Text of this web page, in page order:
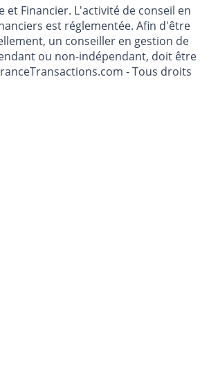
et Financier. L'activité de conseil en
est réglementée. Afin d'être
un conseiller en gestion de
ou non-indépendant, doit être
- Tous droits